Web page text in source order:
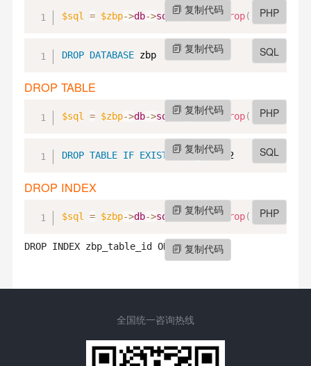
复制代码
$sql = $zbp->db->sql -> get()->drop( ->database
PHP
复制代码
DROP DATABASE zbp SQL
DROP TABLE
复制代码
$sql = $zbp->db->sql -> get()->drop( ->table
PHP
复制代码
DROP TABLE IF EXISTS zbp_table2 SQL
DROP INDEX
复制代码
$sql = $zbp->db->sql -> get()->drop( 'zbp_table'
PHP
复制代码
DROP INDEX zbp_table_id ON zbp_table
全国统一咨询热线